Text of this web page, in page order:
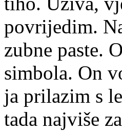
povrijedim.
zubne paste.
simbola. On
ja prilazim s
tada najviše